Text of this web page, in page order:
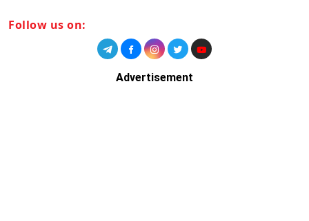
Follow us on:
Advertisement